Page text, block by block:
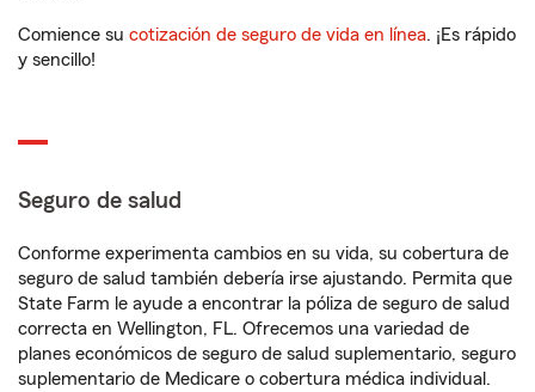
Comience su cotización de seguro de vida en línea. ¡Es rápido
y sencillo!
Seguro de salud
Conforme experimenta cambios en su vida, su cobertura de
seguro de salud también debería irse ajustando. Permita que
State Farm le ayude a encontrar la póliza de seguro de salud
correcta en Wellington, FL. Ofrecemos una variedad de
planes económicos de seguro de salud suplementario, seguro
suplementario de Medicare o cobertura médica individual.